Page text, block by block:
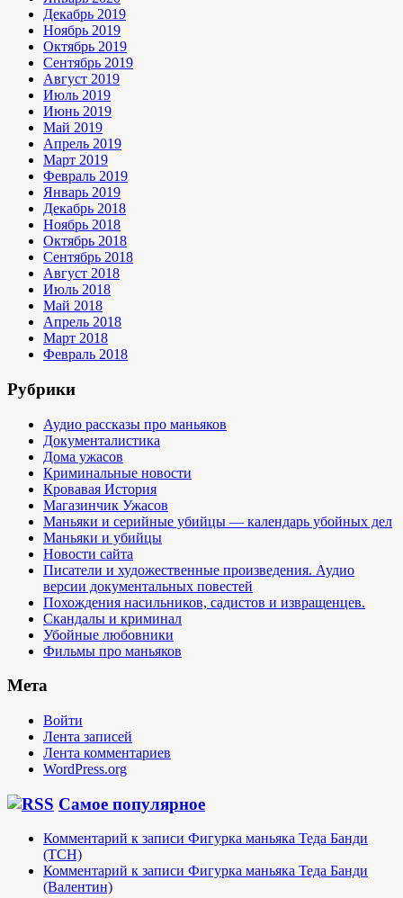
Декабрь 2019
Ноябрь 2019
Октябрь 2019
Сентябрь 2019
Август 2019
Июль 2019
Июнь 2019
Май 2019
Апрель 2019
Март 2019
Февраль 2019
Январь 2019
Декабрь 2018
Ноябрь 2018
Октябрь 2018
Сентябрь 2018
Август 2018
Июль 2018
Май 2018
Апрель 2018
Март 2018
Февраль 2018
Рубрики
Аудио рассказы про маньяков
Документалистика
Дома ужасов
Криминальные новости
Кровавая История
Магазинчик Ужасов
Маньяки и серийные убийцы — календарь убойных дел
Маньяки и убийцы
Новости сайта
Писатели и художественные произведения. Аудио
версии документальных повестей
Похождения насильников, садистов и извращенцев.
Скандалы и криминал
Убойные любовники
Фильмы про маньяков
Мета
Войти
Лента записей
Лента комментариев
WordPress.org
Самое популярное
Комментарий к записи Фигурка маньяка Теда Банди
(TCH)
Комментарий к записи Фигурка маньяка Теда Банди
(Валентин)